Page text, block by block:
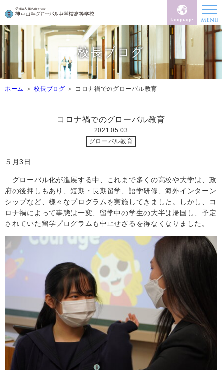
language
校長ブログ
ホーム 校長ブログ コロナ禍でのグローバル教育
コロナ禍でのグローバル教育
2021.05.03
グローバル教育
５月3日
グローバル化が進展する中、これまで多くの高校や大学は、政
府の後押しもあり、短期・長期留学、語学研修、海外インターン
シップなど、様々なプログラムを実施してきました。しかし、コ
ロナ禍によって事態は一変、留学中の学生の大半は帰国し、予定
されていた留学プログラムも中止せざるを得なくなりました。